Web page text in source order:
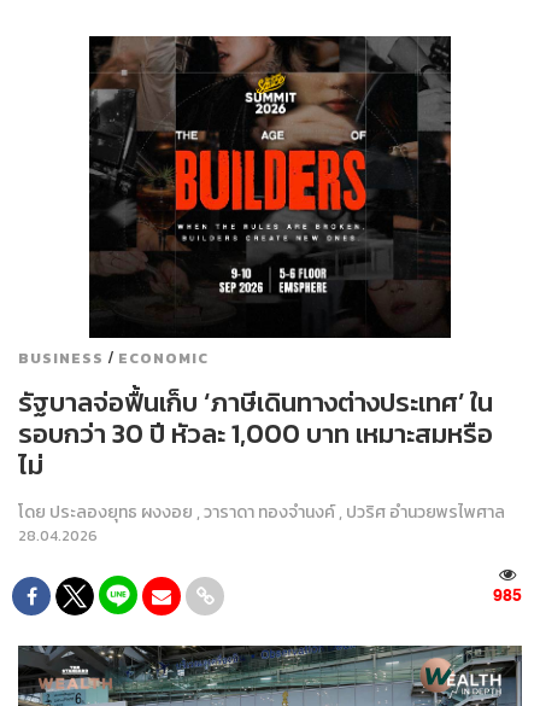
BUSINESS / ECONOMIC
รัฐบาลจ่อฟื้นเก็บ ‘ภาษีเดินทางต่างประเทศ’ ใน
รอบกว่า 30 ปี หัวละ 1,000 บาท เหมาะสมหรือ
ไม่
โดย ประลองยุทธ ผงงอย ,วาราดา ทองจำนงค์, ปวริศ อำนวยพรไพศาล
28.04.2026
985